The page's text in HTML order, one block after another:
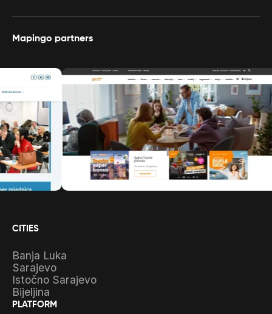
Mapingo partners
CITIES
Banja Luka
Sarajevo
Istočno Sarajevo
Bijeljina
PLATFORM